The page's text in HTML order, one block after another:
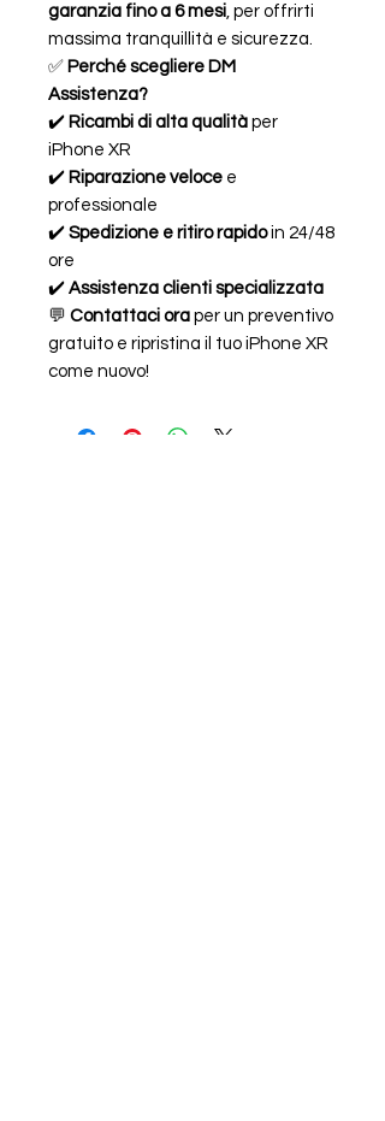
garanzia fino a 6 mesi , per offrirti
massima tranquillità e sicurezza.
✅ Perché scegliere DM
Assistenza?
✔️ Ricambi di alta qualità per
iPhone XR
✔️ Riparazione veloce e
professionale
✔️ Spedizione e ritiro rapidoin 24/48
ore
✔️ Assistenza clienti specializzata
💬 Contattaci ora per un preventivo
gratuito e ripristina il tuo iPhone XR
come nuovo!